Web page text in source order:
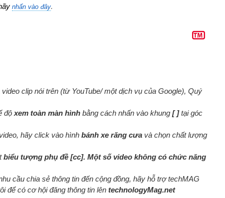
nhấn vào đây.
clip nói trên (từ YouTube/ một dịch vụ của Google), Quý
độ xem toàn màn hình bằng cách nhấn vào khung [ ]tại góc
hãy click vào hình bánh xe răng cưa và chọn chất lượng
biểu tượng phụ đề [cc]. Một số video không có chức năng
cầu chia sẻ thông tin đến cộng đồng, hãy hỗ trợ techMAG
để có cơ hội đăng thông tin lên technologyMag.net